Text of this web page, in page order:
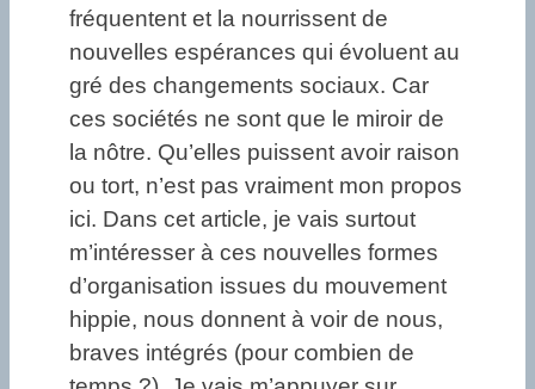
fréquentent et la nourrissent de
nouvelles espérances qui évoluent au
gré des changements sociaux. Car
ces sociétés ne sont que le miroir de
la nôtre. Qu’elles puissent avoir raison
ou tort, n’est pas vraiment mon propos
ici. Dans cet article, je vais surtout
m’intéresser à ces nouvelles formes
d’organisation issues du mouvement
hippie, nous donnent à voir de nous,
braves intégrés (pour combien de